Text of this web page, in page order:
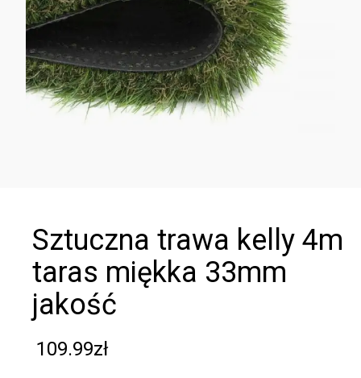
sztuczna trawa kelly 4m
taras miękka 33mm
jakość
109.99zł